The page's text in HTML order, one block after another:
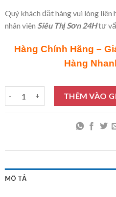
Quý khách đặt hàng vui lòng liên
nhân viên Siêu Thị Sơn 24Htư
Hàng Chính Hãng –
Hàng
Sơn phủ PU Polyurethane
THÊM VÀO
MÔ TẢ